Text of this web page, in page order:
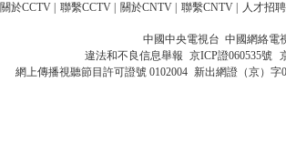
關於CCTV 聯繫CCTV 關於CNTV 聯繫CNTV 人才招聘
中國中央電視台 中國網絡電
違法和不良信息舉報 京ICP證060535號
網上傳播視聽節目許可證號 0102004 新出網證（京）